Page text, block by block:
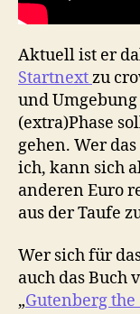
Aktuell ist er
Startnextzu
und
(extra)Phase
gehen. Wer
ich, kann sich
anderen Euro
aus der Taufe
Wer sich für
auch das Buch
„Gutenberg the